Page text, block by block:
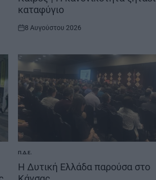
καταφύγιο
on
8 Αυγούστου 2026
POSTED
IN
Π.Δ.Ε.
H Δυτική Ελλάδα παρούσα στο